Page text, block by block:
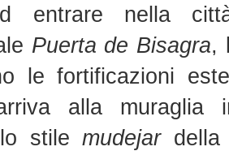
entrare nella
Puerta de Bisagra,
le fortificazioni
alla muraglia
lo stilemudejardella